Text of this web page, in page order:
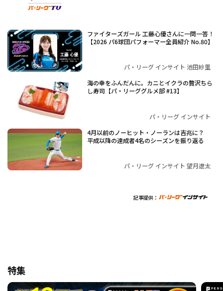
ファイターズガール 工藤心優さんに一問一答！
【2026 パ6球団パフォーマー全員紹介 No.80】
パ・リーグ インサイト 池田紗里
海の幸をふんだんに。カニとイクラの贅沢ちら
し寿司【パ・リーググルメ部 #13】
パ・リーグ インサイト
4月以前のノーヒット・ノーランは吉兆に？
平成以降の達成者4名のシーズンを振り返る
パ・リーグ インサイト 望月遼太
記事提供：
特集